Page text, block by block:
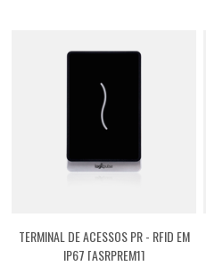
TERMINAL DE ACESSOS PR - RFID EM
IP67 [ASRPREM1]